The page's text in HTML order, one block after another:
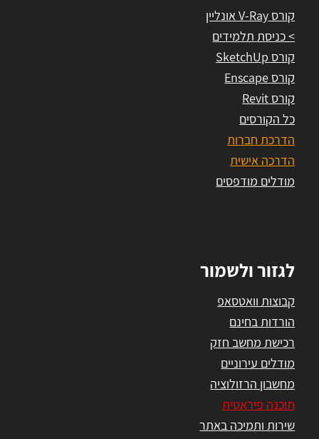
קורס V-Ray אונליין
> כניסת תלמידים
קורס SketchUp
קורס Enscape
קורס Revit
כל הקורסים
הדרכת חברות
הדרכה אישית
מודלים מודפסים
לגזור ולשמור
קבוצות וואטסאפ
הורדות בחינם
רכישת מחשב חזק
מודלים עירוניים
מחשבון הרזולוציה
תוכנה פיראטית
שירות ותמיכה באתר